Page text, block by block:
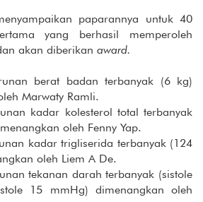
paparannya untuk 40
yang berhasil memperoleh
akan diberikan award.
berat badan terbanyak (6 kg)
Marwaty Ramli.
kadar kolesterol total terbanyak
oleh Fenny Yap.
kadar trigliserida terbanyak (124
oleh Liem A De.
tekanan darah terbanyak (sistole
15 mmHg) dimenangkan oleh